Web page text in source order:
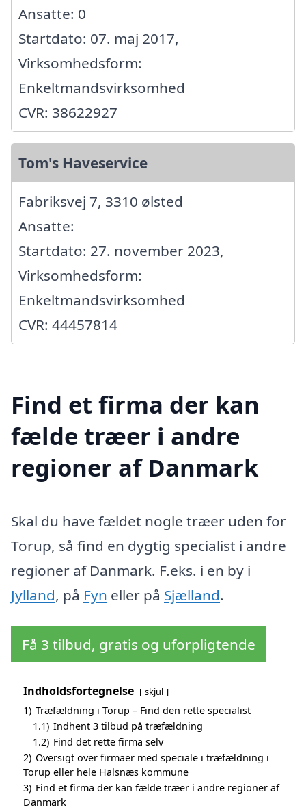
Ansatte: 0
Startdato: 07. maj 2017,
Virksomhedsform:
Enkeltmandsvirksomhed
CVR: 38622927
Tom's Haveservice
Fabriksvej 7, 3310 ølsted
Ansatte:
Startdato: 27. november 2023,
Virksomhedsform:
Enkeltmandsvirksomhed
CVR: 44457814
Find et firma der kan
fælde træer i andre
regioner af Danmark
Skal du have fældet nogle træer uden for
Torup, så find en dygtig specialist i andre
regioner af Danmark. F.eks. i en by i
Jylland, på Fyn eller på Sjælland.
Få 3 tilbud, gratis og uforpligtende
Indholdsfortegnelse skjul
1) Træfældning i Torup – Find den rette specialist
1.1) Indhent 3 tilbud på træfældning
1.2) Find det rette firma selv
2) Oversigt over firmaer med speciale i træfældning i
Torup eller hele Halsnæs kommune
3) Find et firma der kan fælde træer i andre regioner af
Danmark